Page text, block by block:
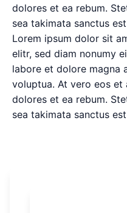
dolores et ea rebum.
sea takimata sanctus
Lorem ipsum dolor sit
elitr, sed diam nonumy
labore et dolore magna
voluptua. At vero eos et
dolores et ea rebum.
sea takimata sanctus